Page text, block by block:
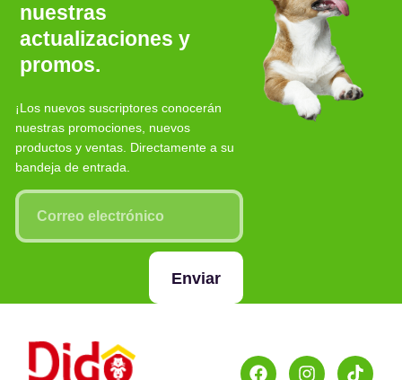
nuestras
actualizaciones y
promos.
¡Los nuevos suscriptores conocerán
nuestras promociones, nuevos
productos y ventas. Directamente a su
bandeja de entrada.
Enviar